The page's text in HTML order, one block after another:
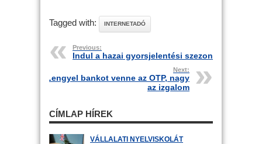
Tagged with: INTERNETADÓ
Previous:
Indul a hazai gyorsjelentési szezon
Next:
Lengyel bankot venne az OTP, nagy
az izgalom
CÍMLAP HÍREK
VÁLLALATI NYELVISKOLÁT